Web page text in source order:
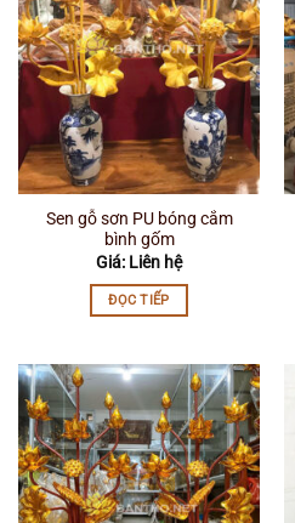
Sen gỗ sơn PU bóng cắm
bình gốm
Giá: Liên hệ
ĐỌC TIẾP